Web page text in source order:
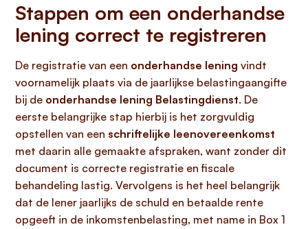
Stappen om een onderhandse
lening correct te registreren
De registratie van een onderhandse lening vindt
voornamelijk plaats via de jaarlijkse belastingaangifte
bij de onderhandse lening Belastingdienst. De
eerste belangrijke stap hierbij is het zorgvuldig
opstellen van een schriftelijke leenovereenkomst
met daarin alle gemaakte afspraken, want zonder dit
document is correcte registratie en fiscale
behandeling lastig. Vervolgens is het heel belangrijk
dat de lener jaarlijks de schuld en betaalde rente
opgeeft in de inkomstenbelasting, met name in Box 1